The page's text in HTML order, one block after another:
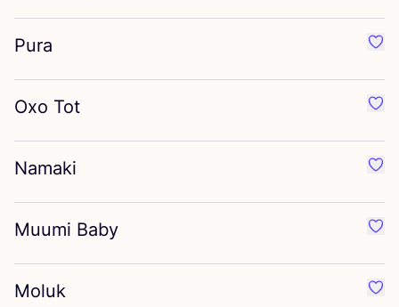
Pura
Oxo Tot
Namaki
Muumi Baby
Moluk